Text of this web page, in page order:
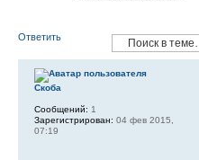
Ответить
Скоба
Сообщений: 1
Зарегистрирован: 04 фев 2015,
07:19